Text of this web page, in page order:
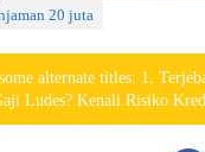
20 juta
alternate titles: 1.
Ludes? Kenali Risiko
OJK, dan Cara Keluar